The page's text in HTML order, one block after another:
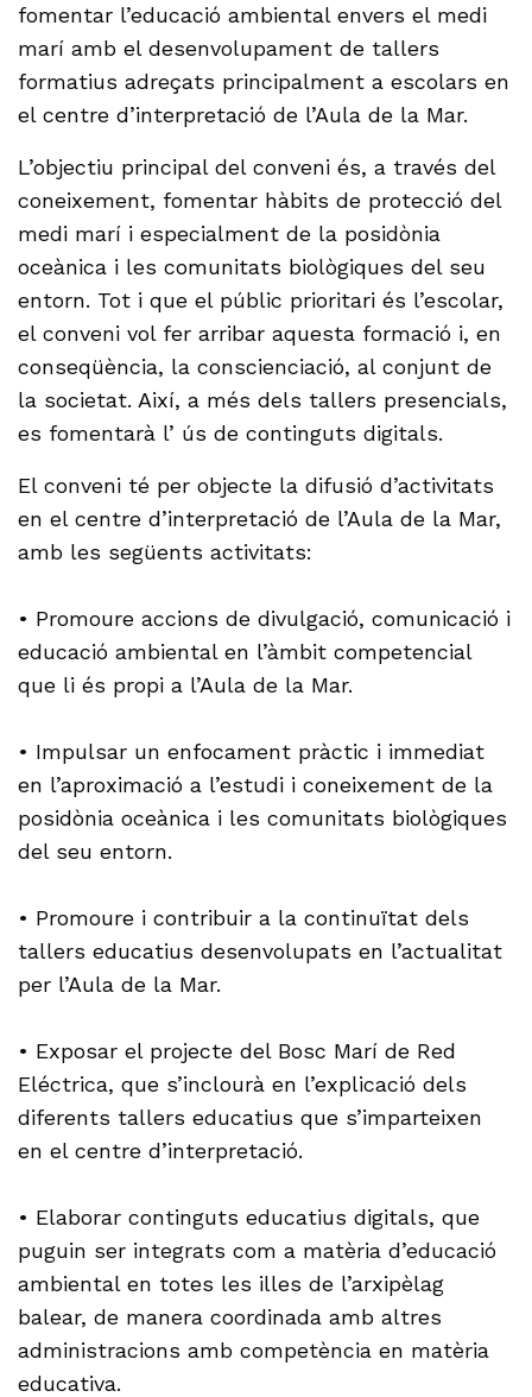
fomentar l’educació ambiental envers el medi
marí amb el desenvolupament de tallers
formatius adreçats principalment a escolars en
el centre d’interpretació de l’Aula de la Mar.
L’objectiu principal del conveni és, a través del
coneixement, fomentar hàbits de protecció del
medi marí i especialment de la posidònia
oceànica i les comunitats biològiques del seu
entorn. Tot i que el públic prioritari és l’escolar,
el conveni vol fer arribar aquesta formació i, en
conseqüència, la conscienciació, al conjunt de
la societat. Així, a més dels tallers presencials,
es fomentarà l’ ús de continguts digitals.
El conveni té per objecte la difusió d’activitats
en el centre d’interpretació de l’Aula de la Mar,
amb les següents activitats:
• Promoure accions de divulgació, comunicació i
educació ambiental en l’àmbit competencial
que li és propi a l’Aula de la Mar.
• Impulsar un enfocament pràctic i immediat
en l’aproximació a l’estudi i coneixement de la
posidònia oceànica i les comunitats biològiques
del seu entorn.
• Promoure i contribuir a la continuïtat dels
tallers educatius desenvolupats en l’actualitat
per l’Aula de la Mar.
• Exposar el projecte del Bosc Marí de Red
Eléctrica, que s’inclourà en l’explicació dels
diferents tallers educatius que s’imparteixen
en el centre d’interpretació.
• Elaborar continguts educatius digitals, que
puguin ser integrats com a matèria d’educació
ambiental en totes les illes de l’arxipèlag
balear, de manera coordinada amb altres
administracions amb competència en matèria
educativa.